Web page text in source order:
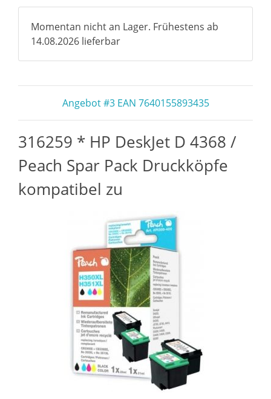
Momentan nicht an Lager. Frühestens ab
14.08.2026 lieferbar
Angebot #3 EAN 7640155893435
316259 * HP DeskJet D 4368 /
Peach Spar Pack Druckköpfe
kompatibel zu